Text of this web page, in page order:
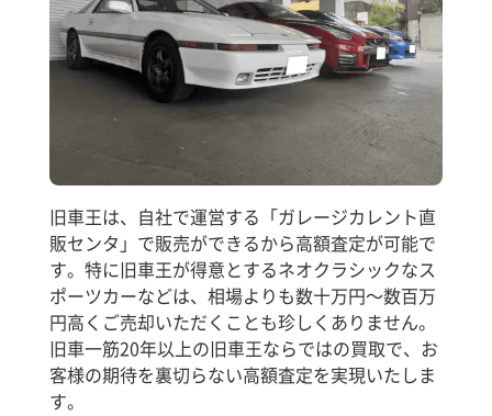
旧車王は、自社で運営する「ガレージカレント直
販センタ」で販売ができるから高額査定が可能で
す。特に旧車王が得意とするネオクラシックなス
ポーツカーなどは、相場よりも数十万円～数百万
円高くご売却いただくことも珍しくありません。
旧車一筋20年以上の旧車王ならではの買取で、お
客様の期待を裏切らない高額査定を実現いたしま
す。